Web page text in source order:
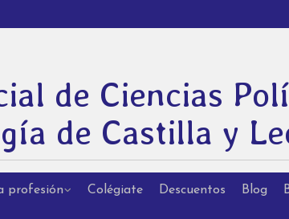
de Ciencias
de Castilla y
profesión Colégiate Descuentos Blog